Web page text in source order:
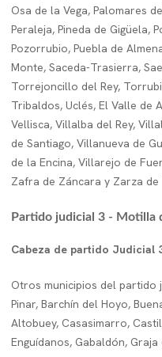
Osa de la Vega, Palomares
Peraleja, Pineda de Gigüela,
Pozorrubio, Puebla de
Monte, Saceda-Trasierra,
Torrejoncillo del Rey,
Tribaldos, Uclés, El Valle de
Vellisca, Villalba del Rey,
de Santiago, Villanueva de
de la Encina, Villarejo de
Zafra de Záncara y Zarza de
Partido judicial 3 - Motilla
Cabeza de partido Judicial
Otros municipios del partido
Pinar, Barchín del Hoyo,
Altobuey, Casasimarro,
Enguídanos, Gabaldón,